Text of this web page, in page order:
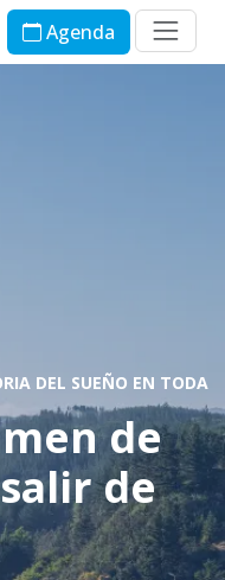
Agenda
DEL SUEÑO EN TODA
de
de